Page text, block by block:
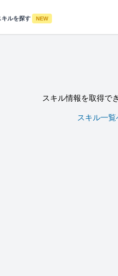
キルを探す NEW
スキル情報を取得で
スキル一覧